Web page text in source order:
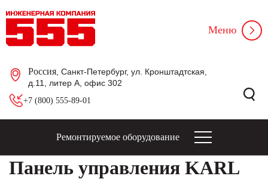
Россия , Санкт-Петербург, ул. Кронштадтская,
д.11, литер А, офис 302
+7 (800) 555-89-01
Меню
Ремонтируемое оборудование
Панель управления KARL